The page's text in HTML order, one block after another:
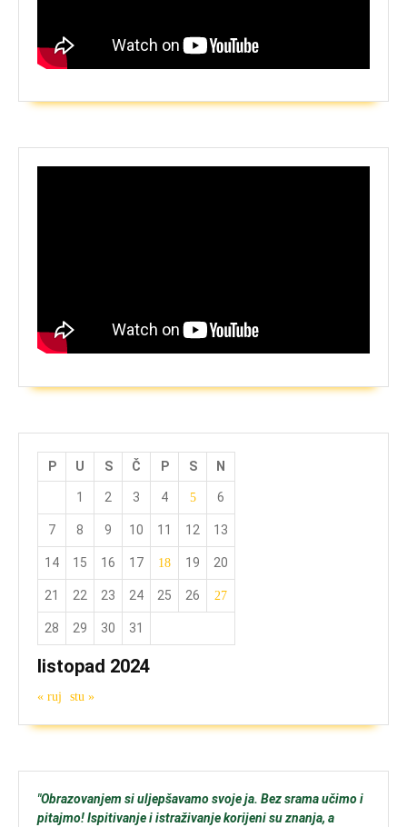
listopad 2024
P U S Č P S N
1 2 3 4 5 6
7 8 9 10 11 12 13
14 15 16 17 18 19 20
21 22 23 24 25 26 27
28 29 30 31
« ruj stu »
"Obrazovanjem si uljepšavamo svoje ja. Bez srama učimo i
pitajmo! Ispitivanje i istraživanje korijeni su znanja, a